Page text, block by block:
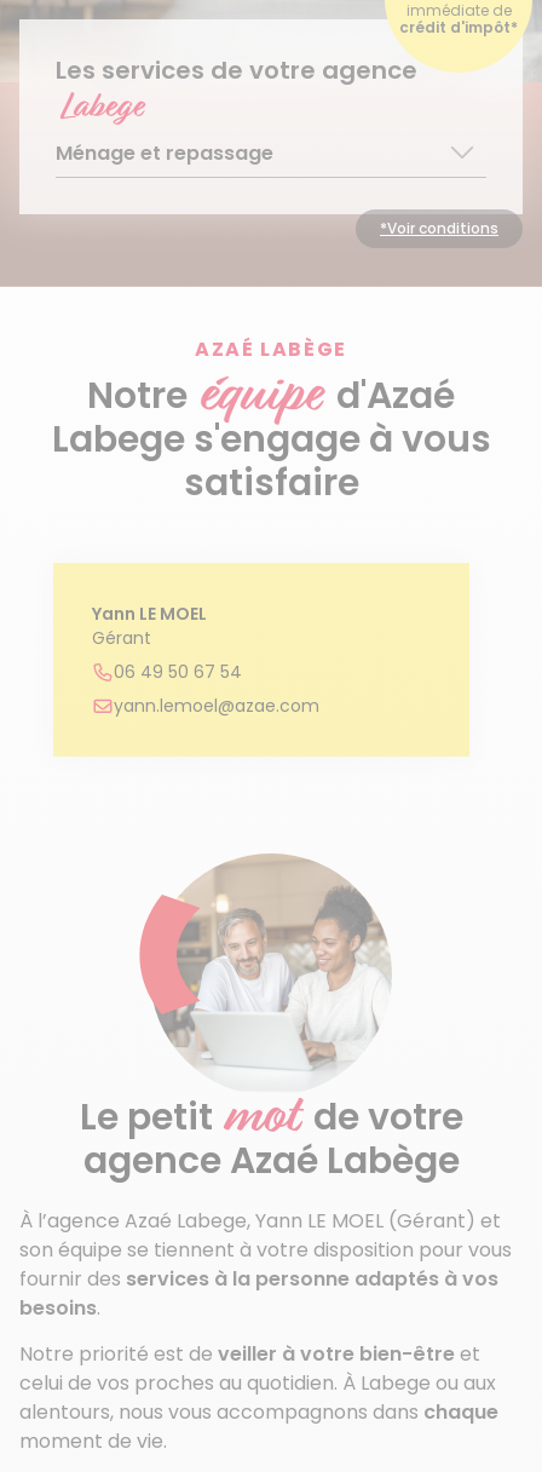
immédiate de
crédit d'impôt*
Les services de votre agence
Labege
Ménage et repassage
*Voir conditions
AZAÉ LABÈGE
Notre équipe d'Azaé
Labege s'engage à vous
satisfaire
Yann LE MOEL
Gérant
06 49 50 67 54
yann.lemoel@azae.com
Le petit mot de votre
agence Azaé Labège
À l’agence Azaé Labege, Yann LE MOEL (Gérant) et
son équipe se tiennent à votre disposition pour vous
fournir des services à la personne adaptés à vos
besoins.
Notre priorité est de veiller à votre bien-être et
celui de vos proches au quotidien. À Labege ou aux
alentours, nous vous accompagnons dans chaque
moment de vie.